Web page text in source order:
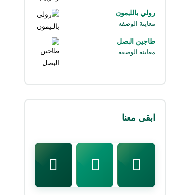
رولي بالليمون
معاينة الوصفه
طاجين البصل
معاينة الوصفه
ابقى معنا